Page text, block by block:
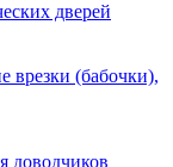
дверей
врезки (бабочки),
доводчиков